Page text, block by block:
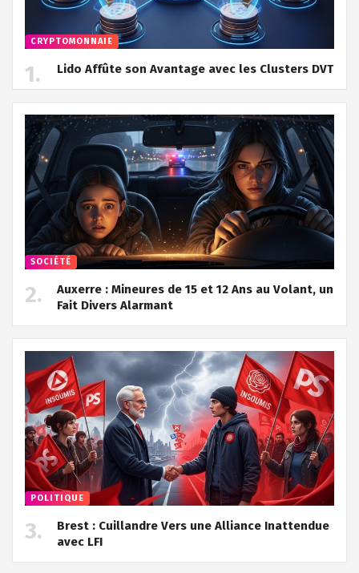
CRYPTOMONNAIE
Lido Affûte son Avantage avec les Clusters DVT
SOCIÉTÉ
Auxerre : Mineures de 15 et 12 Ans au Volant, un
Fait Divers Alarmant
POLITIQUE
Brest : Cuillandre Vers une Alliance Inattendue
avec LFI